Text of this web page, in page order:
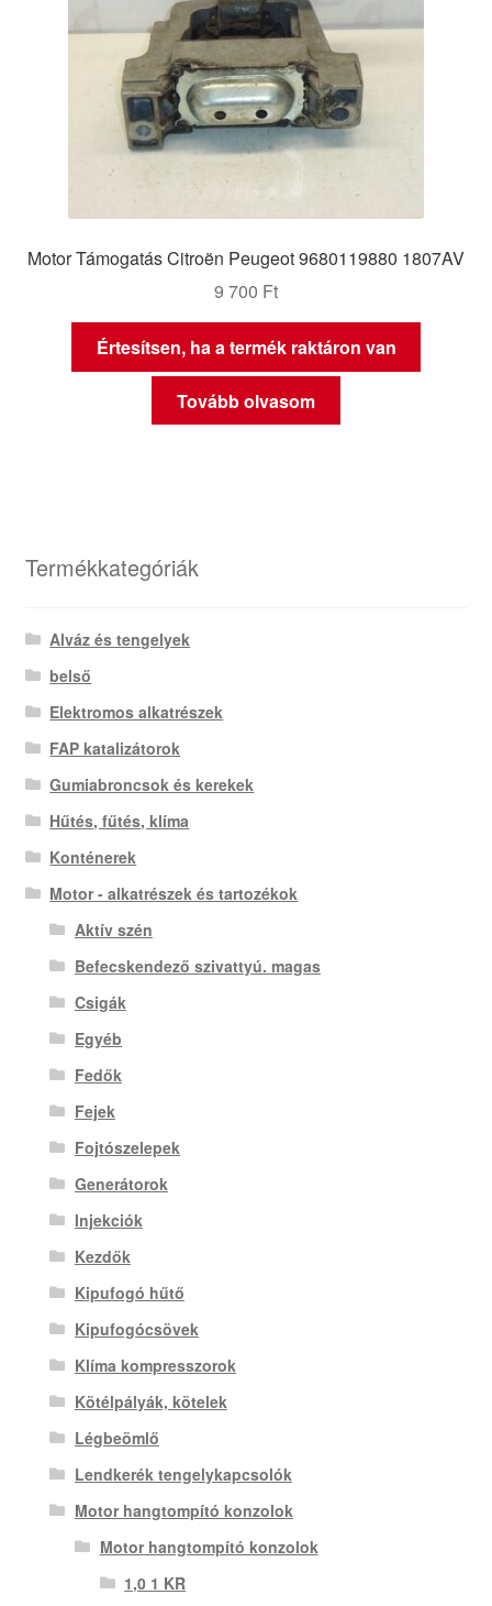
Motor Támogatás Citroën Peugeot 9680119880 1807AV
9 700 Ft
Értesítsen, ha a termék raktáron van
Tovább olvasom
Termékkategóriák
Alváz és tengelyek
belső
Elektromos alkatrészek
FAP katalizátorok
Gumiabroncsok és kerekek
Hűtés, fűtés, klíma
Konténerek
Motor - alkatrészek és tartozékok
Aktív szén
Befecskendező szivattyú. magas
Csigák
Egyéb
Fedők
Fejek
Fojtószelepek
Generátorok
Injekciók
Kezdők
Kipufogó hűtő
Kipufogócsövek
Klíma kompresszorok
Kötélpályák, kötelek
Légbeömlő
Lendkerék tengelykapcsolók
Motor hangtompító konzolok
Motor hangtompító konzolok
1,0 1 KR